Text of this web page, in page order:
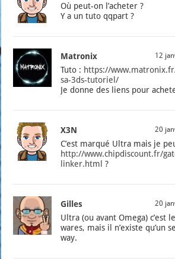
Où peut-on l’a­che­ter ?
Y a un tuto qqpart ?
Matronix 12
Tuto : https://
sa-3ds-tutoriel/
Je donne des liens pour
X3N 20
C’est mar­qué Ultra mais je
http://www.chipdiscount.fr/
linker.html ?
Gilles 20
Ultra (ou avant Ome­ga) c’est
wares, mais il n’existe qu’un
way.